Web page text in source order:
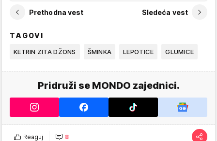
Prethodna vest Sledeća vest
TAGOVI
KETRIN ZITA DŽONS ŠMINKA LEPOTICE GLUMICE
Pridruži se MONDO zajednici.
Reaguj 8